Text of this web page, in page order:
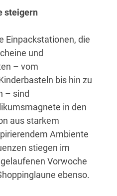
steigern
Einpackstationen, die
und
– vom
bis hin zu
– sind
in den
aus starkem
Ambiente
stiegen im
Vorwoche
ebenso.